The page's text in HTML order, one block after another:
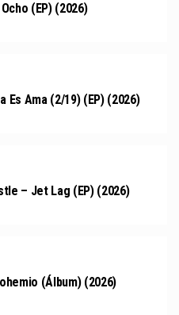
(EP) (2026)
Es Ama (2/19) (EP) (2026)
– Jet Lag (EP) (2026)
(Álbum) (2026)